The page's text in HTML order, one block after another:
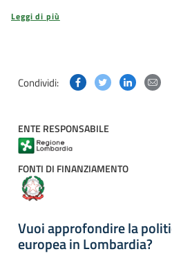
Leggi di più
Condividi: Condividi questa
Condividi
ENTE RESPONSABILE
FONTI DI FINANZIAMENTO
Vuoi approfondire la
europea in Lombardia?